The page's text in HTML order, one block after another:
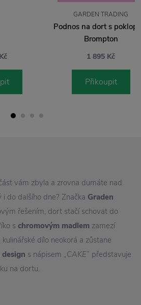
vám zbyla a zrovna dumáte nad
do dalšího dne? Značka Graden
řešením, dort stačí schovat do
s chromovým madlem zamezí
dílo neokorá a zůstane
s nápisem „CAKE“ představuje
na dortu.
GARDEN TRADING
Podnos na dort s
Brompton
1 895 Kč
Přikoupit